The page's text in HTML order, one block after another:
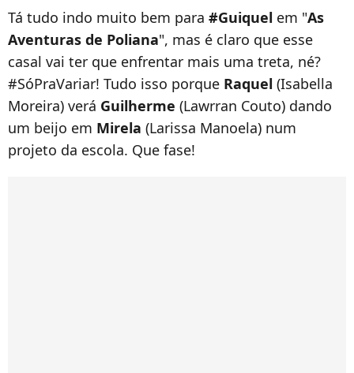
Tá tudo indo muito bem para #Guiquel em "As
Aventuras de Poliana", mas é claro que esse
casal vai ter que enfrentar mais uma treta, né?
#SóPraVariar! Tudo isso porque Raquel (Isabella
Moreira) verá Guilherme (Lawrran Couto) dando
um beijo em Mirela (Larissa Manoela) num
projeto da escola. Que fase!